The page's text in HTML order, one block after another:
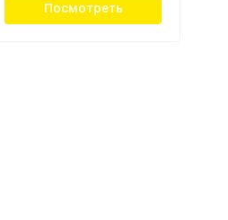
Посмотреть